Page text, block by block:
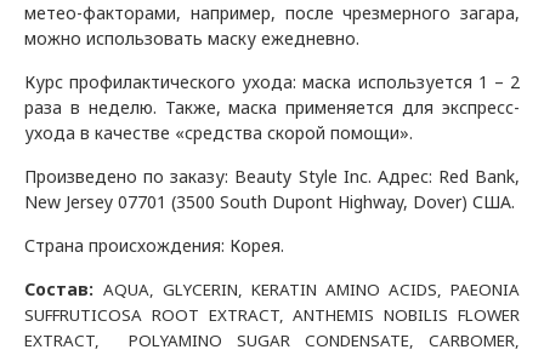
метео-факторами, например, после чрезмерного загара,
можно использовать маску ежедневно.
Курс профилактического ухода: маска используется 1 – 2
раза в неделю. Также, маска применяется для экспресс-
ухода в качестве «средства скорой помощи».
Произведено по заказу: Beauty Style Inc. Адрес: Red Bank,
New Jersey 07701 (3500 South Dupont Highway, Dover) США.
Страна происхождения: Корея.
Состав: AQUA, GLYCERIN, KERATIN AMINO ACIDS, PAEONIA
SUFFRUTICOSA ROOT EXTRACT, ANTHEMIS NOBILIS FLOWER
EXTRACT, POLYAMINO SUGAR CONDENSATE, CARBOMER,